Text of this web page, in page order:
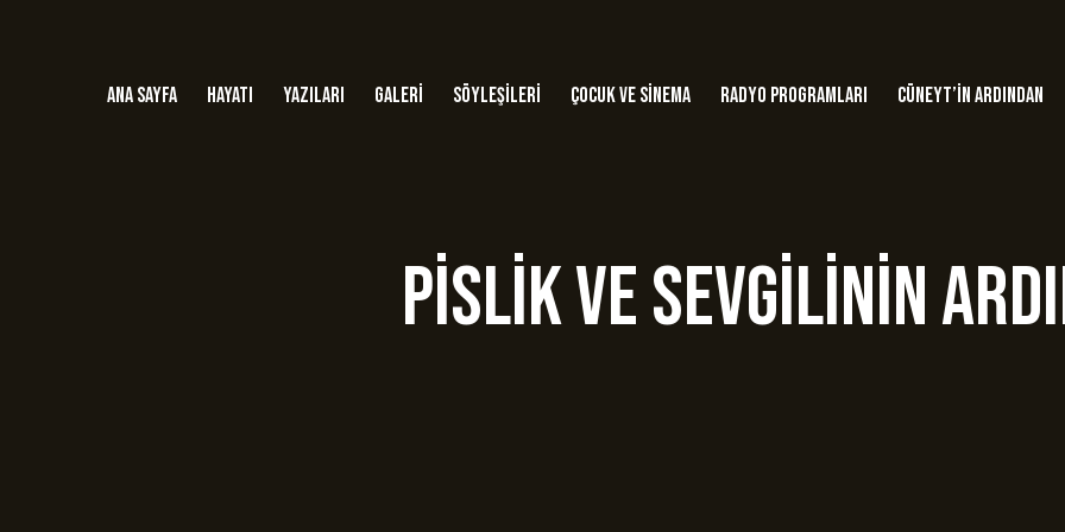
Ana Sayfa Hayatı Yazıları Galeri Söyleşileri Çocuk ve Sinema Radyo Programları Cüneyt’in Ardından
Pislik ve Sevgilinin